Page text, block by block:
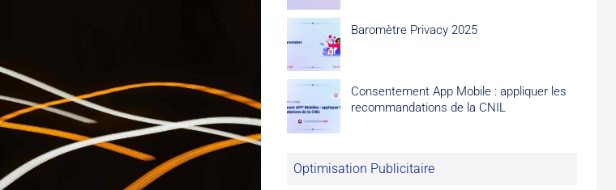
Baromètre Privacy 2025
Consentement App Mobile : appliquer les
recommandations de la CNIL
Optimisation Publicitaire